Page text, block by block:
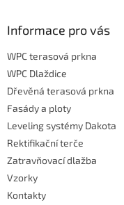
Informace pro vás
WPC terasová prkna
WPC Dlaždice
Dřevěná terasová prkna
Fasády a ploty
Leveling systémy Dakota
Rektifikační terče
Zatravňovací dlažba
Vzorky
Kontakty